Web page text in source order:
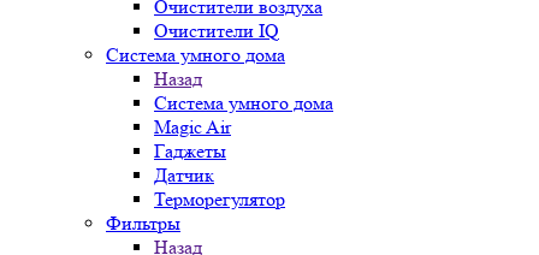
Очистители воздуха
Очистители IQ
Система умного дома
Назад
Система умного дома
Magic Air
Гаджеты
Датчик
Терморегулятор
Фильтры
Назад